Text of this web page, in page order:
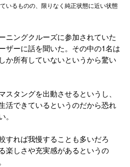
いるものの、限りなく純正状態に近い状態
ニングクルーズに参加されていた
ザーに話を聞いた。その中の1名は
か所有していないというから驚い
タングを出動させるというし、
活できているというのだから恐れ
すれば我慢することも多いだろ
楽しさや充実感があるというの